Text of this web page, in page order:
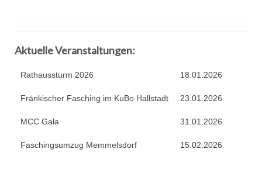
Aktuelle Veranstaltungen:
Rathaussturm 2026 18.01.2026
Fränkischer Fasching im KuBo Hallstadt 23.01.2026
MCC Gala 31.01.2026
Faschingsumzug Memmelsdorf 15.02.2026